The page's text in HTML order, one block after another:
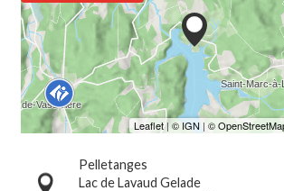
Pelletanges
Lac de Lavaud Gelade